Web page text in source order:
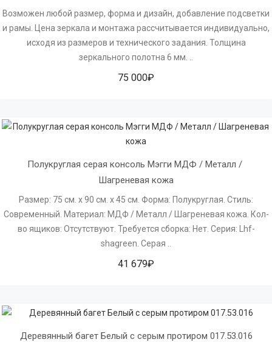
Возможен любой размер, форма и дизайн, добавление подсветки
и рамы. Цена зеркала и монтажа рассчитывается индивидуально,
исходя из размеров и технического задания. Толщина
зеркального полотна 6 мм. ..
75 000₽
Полукруглая серая консоль Мэгги МДФ / Металл /
Шагреневая кожа
Размер: 75 см. х 90 см. х 45 см. Форма: Полукруглая. Стиль:
Современный. Материал: МДФ / Металл / Шагреневая кожа. Кол-
во ящиков: Отсутствуют. Требуется сборка: Нет. Серия: Lhf-
shagreen. Серая ..
41 679₽
Деревянный багет Белый с серым протиром 017.53.016